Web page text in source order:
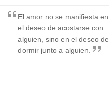
El amor no se manifiesta en
el deseo de acostarse con
alguien, sino en el deseo de
dormir junto a alguien.